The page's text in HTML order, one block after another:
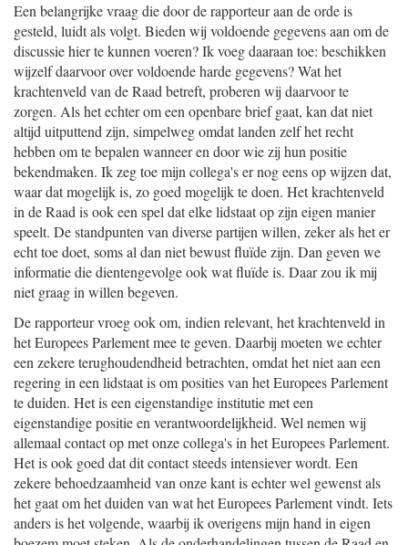
Een belangrijke vraag die door de rapporteur aan de orde is
gesteld, luidt als volgt. Bieden wij voldoende gegevens aan om de
discussie hier te kunnen voeren? Ik voeg daaraan toe: beschikken
wijzelf daarvoor over voldoende harde gegevens? Wat het
krachtenveld van de Raad betreft, proberen wij daarvoor te
zorgen. Als het echter om een openbare brief gaat, kan dat niet
altijd uitputtend zijn, simpelweg omdat landen zelf het recht
hebben om te bepalen wanneer en door wie zij hun positie
bekendmaken. Ik zeg toe mijn collega's er nog eens op wijzen dat,
waar dat mogelijk is, zo goed mogelijk te doen. Het krachtenveld
in de Raad is ook een spel dat elke lidstaat op zijn eigen manier
speelt. De standpunten van diverse partijen willen, zeker als het er
echt toe doet, soms al dan niet bewust fluïde zijn. Dan geven we
informatie die dientengevolge ook wat fluïde is. Daar zou ik mij
niet graag in willen begeven.
De rapporteur vroeg ook om, indien relevant, het krachtenveld in
het Europees Parlement mee te geven. Daarbij moeten we echter
een zekere terughoudendheid betrachten, omdat het niet aan een
regering in een lidstaat is om posities van het Europees Parlement
te duiden. Het is een eigenstandige institutie met een
eigenstandige positie en verantwoordelijkheid. Wel nemen wij
allemaal contact op met onze collega's in het Europees Parlement.
Het is ook goed dat dit contact steeds intensiever wordt. Een
zekere behoedzaamheid van onze kant is echter wel gewenst als
het gaat om het duiden van wat het Europees Parlement vindt. Iets
anders is het volgende, waarbij ik overigens mijn hand in eigen